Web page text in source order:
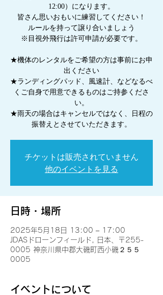
12:00）になります。
皆さん思いおもいに練習してください！
ルールを持って譲り合いましょう
※目視外飛行は許可申請が必要です。
★機体のレンタルをご希望の方は事前にお申
出ください
★ランディングパッド、風速計、などなるべ
くご自身で用意できるものはご持参くださ
い。
★雨天の場合はキャンセルではなく、日程の
振替えとさせていただきます。
チケットは販売されていません
他のイベントを見る
日時・場所
2025年5月18日 13:00 – 17:00
JDASドローンフィールド, 日本、〒255-
0005 神奈川県中郡大磯町西小磯２５５
0005
イベントについて